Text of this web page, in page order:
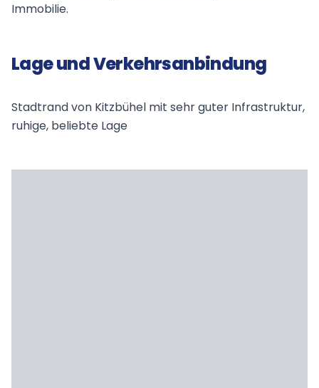
Immobilie.
Lage und Verkehrsanbindung
Stadtrand von Kitzbühel mit sehr guter Infrastruktur,
ruhige, beliebte Lage